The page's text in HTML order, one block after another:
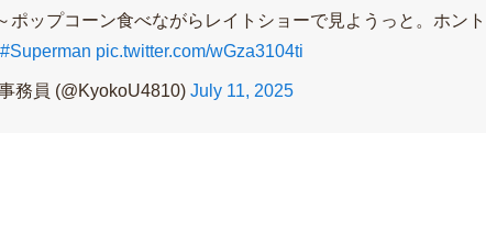
ポップコーン食べながらレイトショーで見ようっと。ホント
#Superman pic.twitter.com/wGza3104ti
務員 (@KyokoU4810) July 11, 2025